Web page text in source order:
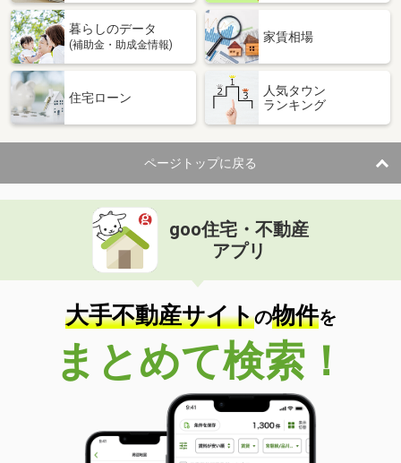
建物面積 102.67m²
土地面積
151.66m²
宮城県宮城郡利府町加瀬字十三本塚
3,880万円
住 所
宮城県宮城郡利府町加瀬字十三本塚
建物面積 102.67m²
土地面積 151.66m²
宮城県宮城郡利府町加瀬字十三本塚
価 格
3,880万円
住 所
宮城県宮城郡利府町加瀬字十三本塚
建物面積 102.67m²
土地面積
151.66m²
宮城県宮城郡利府町加瀬字十三本塚
価 格
3,880万円
宮城県宮城郡利府町加瀬字十三本塚
102.67m²
土地面積 151.66m²
暮らしのデータ
(補助金・助成金情報)
家賃相場
住宅ローン
人気タウン
ランキング
ページトップに戻る
goo住宅・不動産
アプリ
大手不動産サイトの物件を
まとめて検索！